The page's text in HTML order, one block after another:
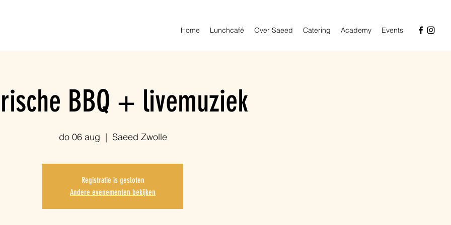
Home Lunchcafé Over Saeed Catering Academy Events
BBQ + livemuziek
do 06 aug
  |
Saeed Zwolle
Registratie is gesloten
Andere evenementen bekijken